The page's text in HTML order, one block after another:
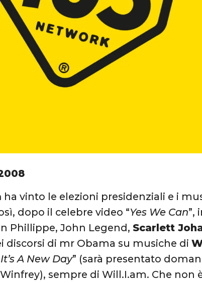
ha vinto le elezioni presidenziali e i
dopo il celebre video “Yes We Can”,
Phillippe, John Legend, Scarlett
discorsi di mr Obama su musiche di
It’s A New Day” (sarà presentato
sempre di Will.I.am. Che non